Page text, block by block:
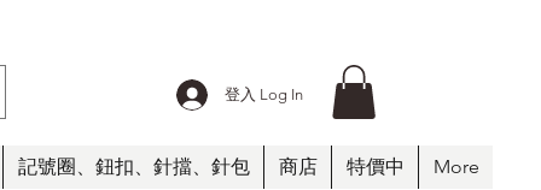
登入 Log In
記號圈、鈕扣、針擋、針包 商店 特價中 More